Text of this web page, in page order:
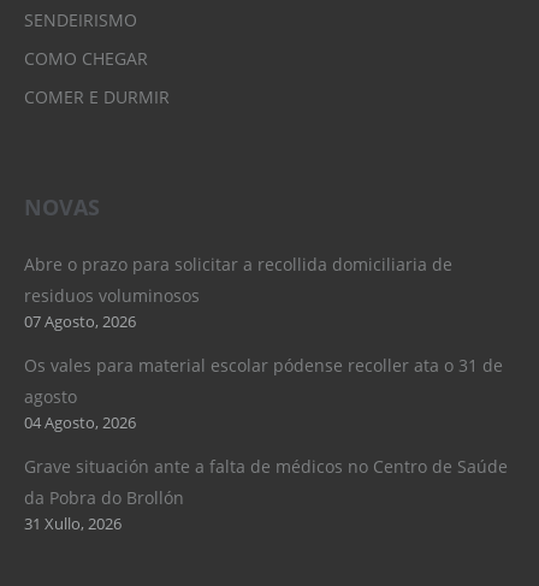
SENDEIRISMO
COMO CHEGAR
COMER E DURMIR
NOVAS
Abre o prazo para solicitar a recollida domiciliaria de
residuos voluminosos
07 Agosto, 2026
Os vales para material escolar pódense recoller ata o 31 de
agosto
04 Agosto, 2026
Grave situación ante a falta de médicos no Centro de Saúde
da Pobra do Brollón
31 Xullo, 2026